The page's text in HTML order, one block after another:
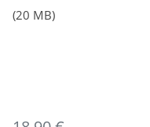
(20 MB)